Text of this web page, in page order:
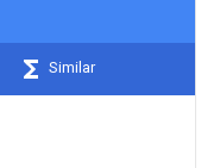
Similar